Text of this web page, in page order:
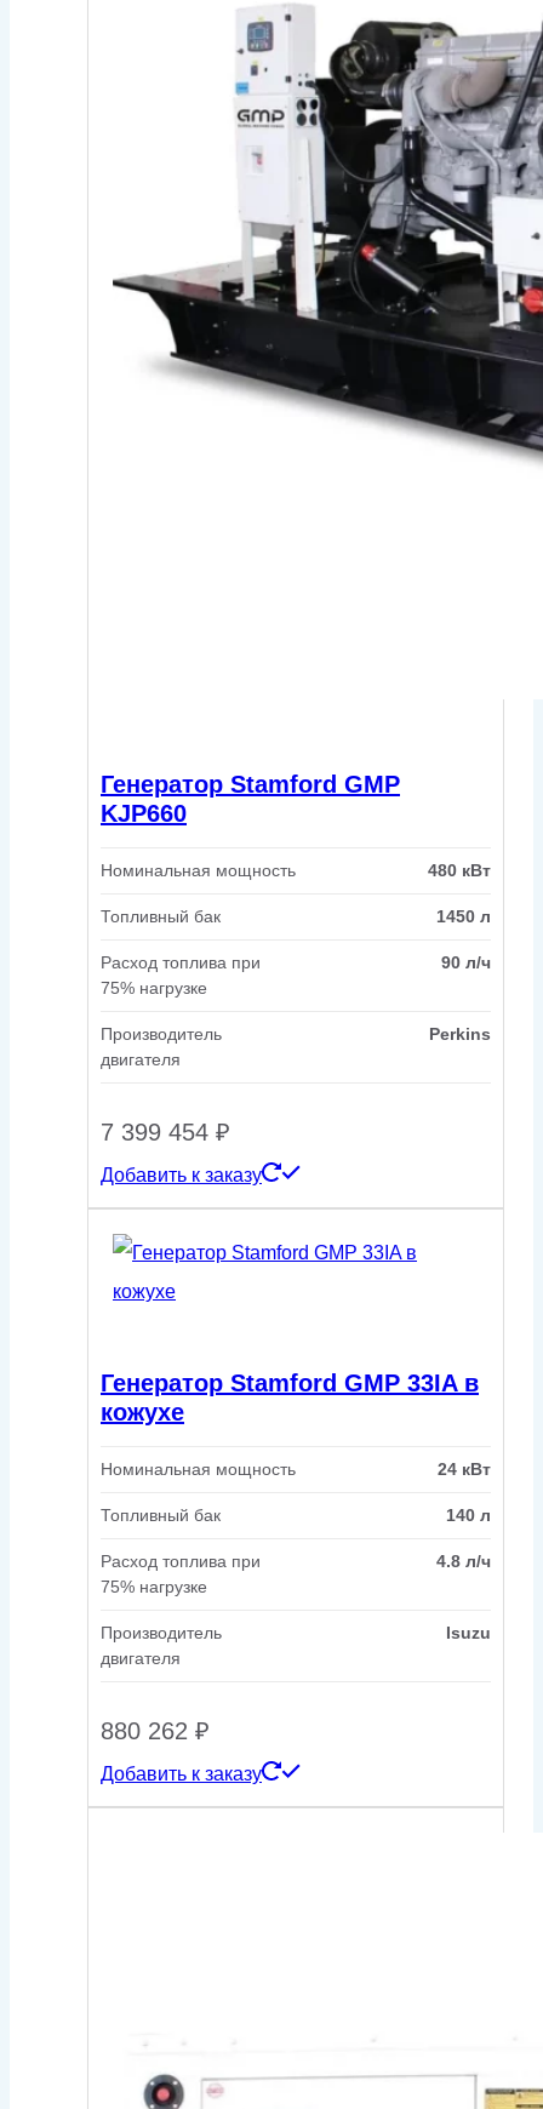
Генератор Stamford GMP
KJP660
Номинальная мощность 480 кВт
Топливный бак 1450 л
Расход топлива при
75% нагрузке
90 л/ч
Производитель
двигателя
Perkins
7 399 454 ₽
Добавить к заказу
Генератор Stamford GMP 33IA в
кожухе
Номинальная мощность 24 кВт
Топливный бак 140 л
Расход топлива при
75% нагрузке
4.8 л/ч
Производитель
двигателя
Isuzu
880 262 ₽
Добавить к заказу